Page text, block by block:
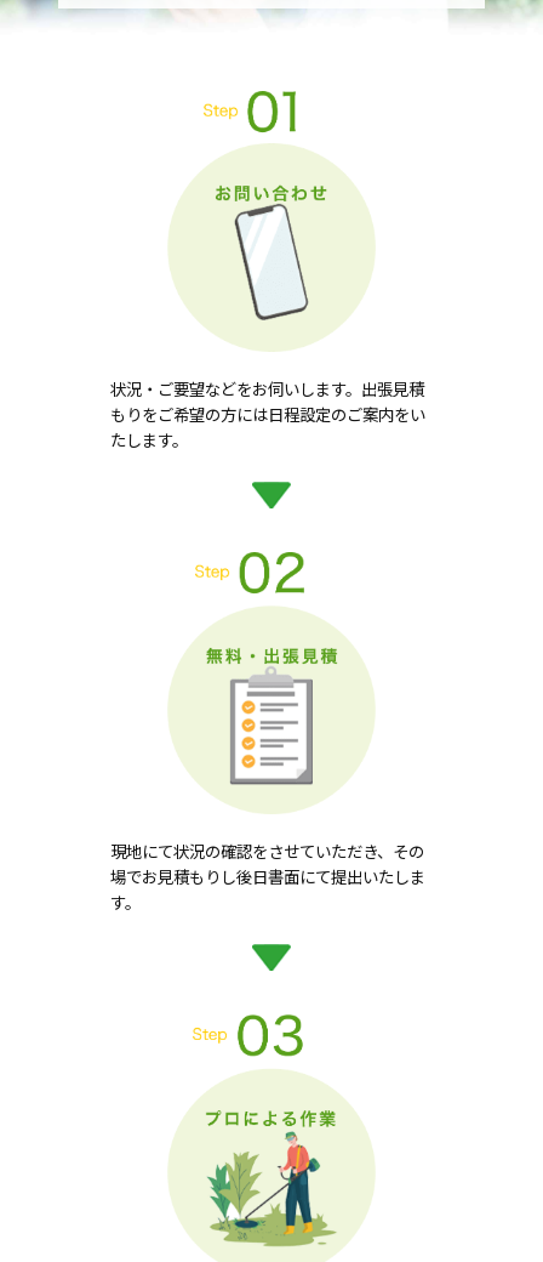
状況・ご要望などをお伺いします。出張見積
もりをご希望の方には日程設定のご案内をい
たします。
現地にて状況の確認をさせていただき、その
場でお見積もりし後日書面にて提出いたしま
す。